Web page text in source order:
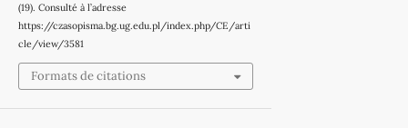
(19). Consulté à l’adresse
https://czasopisma.bg.ug.edu.pl/index.php/CE/arti
cle/view/3581
Formats de citations